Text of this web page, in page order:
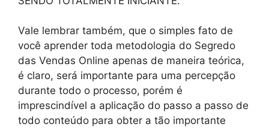
Vale lembrar também, que o simples fato de
você aprender toda metodologia do Segredo
das Vendas Online apenas de maneira teórica,
é claro, será importante para uma percepção
durante todo o processo, porém é
imprescindível a aplicação do passo a passo de
todo conteúdo para obter a tão importante